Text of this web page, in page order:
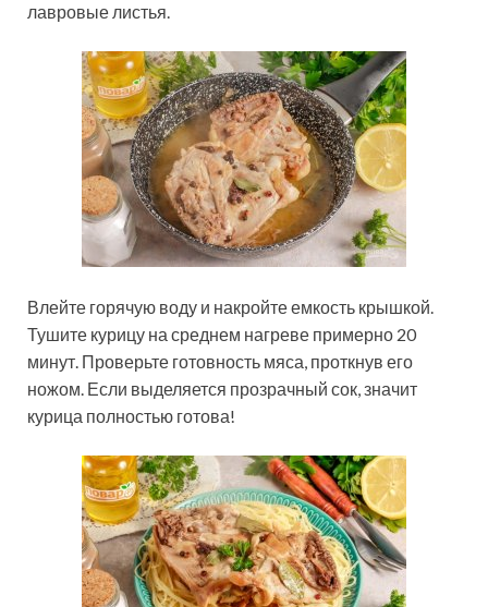
лавровые листья.
Влейте горячую воду и накройте емкость крышкой.
Тушите курицу на среднем нагреве примерно 20
минут. Проверьте готовность мяса, проткнув его
ножом. Если выделяется прозрачный сок, значит
курица полностью готова!